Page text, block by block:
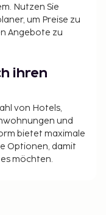
Nutzen Sie
um Preise zu
Angebote zu
ihren
von Hotels,
und
bietet maximale
Optionen, damit
möchten.